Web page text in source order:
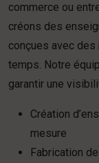
commerce ou
créons des
conçues avec
temps. Notre
garantir une
Création
mesure
Fabrication de